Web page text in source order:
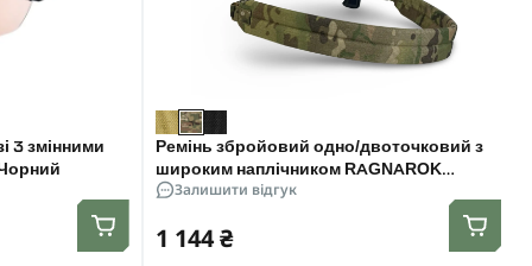
3 змінними
Ремінь збройовий одно/двоточковий з
широким наплічником RAGNAROK
RAGNARR Мультикам
Залишити відгук
1 144 ₴